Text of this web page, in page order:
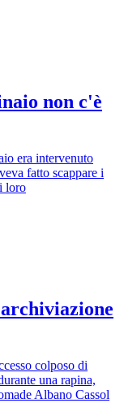
non c'è
era intervenuto
fatto scappare i
loro
colposo di
una rapina,
Albano Cassol